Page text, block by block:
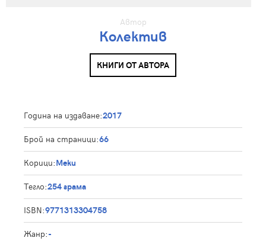
Автор
Колектив
КНИГИ ОТ АВТОРА
Година на издаване:2017
Брой на страници:66
Корици:Меки
Тегло:254 грама
ISBN:9771313304758
Жанр:-